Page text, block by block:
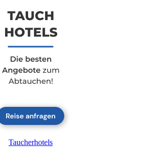
Taucherhotels